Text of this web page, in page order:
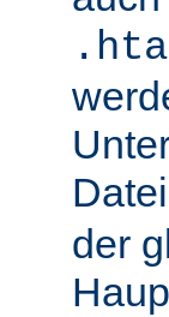
der